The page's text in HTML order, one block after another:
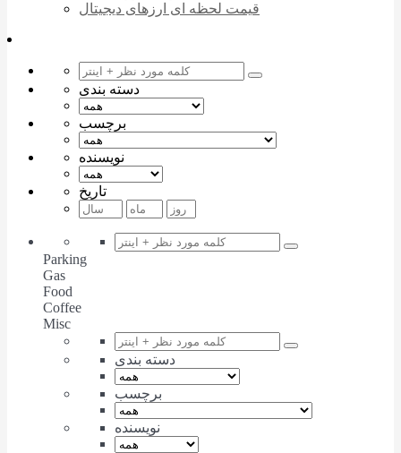
قیمت لحظه ای ارزهای دیجیتال
دسته بندی
برچسب
نویسنده
تاریخ
Parking
Gas
Food
Coffee
Misc
دسته بندی
برچسب
نویسنده